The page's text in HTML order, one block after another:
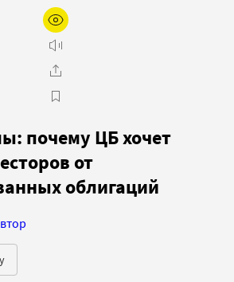
почему ЦБ хочет
от
облигаций